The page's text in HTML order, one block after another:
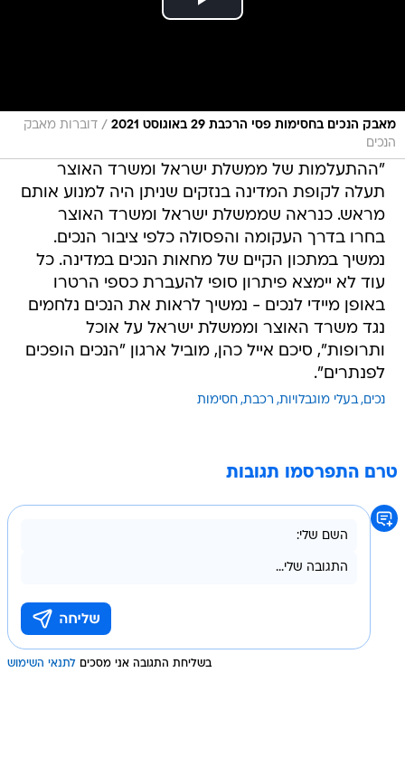
מאבק הנכים בחסימות פסי הרכבת 29 באוגוסט 2021 / דוברות מאבק
הנכים
"ההתעלמות של ממשלת ישראל ומשרד האוצר
תעלה לקופת המדינה בנזקים שניתן היה למנוע אותם
מראש. כנראה שממשלת ישראל ומשרד האוצר
בחרו בדרך העקומה והפסולה כלפי ציבור הנכים.
נמשיך במתכון הקיים של מחאות הנכים במדינה. כל
עוד לא יימצא פיתרון סופי להעברת כספי הרטרו
באופן מיידי לנכים - נמשיך לראות את הנכים נלחמים
נגד משרד האוצר וממשלת ישראל על אוכל
ותרופות", סיכם אייל כהן, מוביל ארגון "הנכים הופכים
לפנתרים".
נכים בעלי מוגבלויות רכבת חסימות
טרם התפרסמו תגובות
בשליחת התגובה אני מסכים לתנאי השימוש